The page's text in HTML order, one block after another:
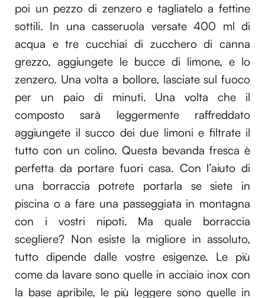
poi un pezzo di zenzero e tagliatelo a fettine
sottili. In una casseruola versate 400 ml di
acqua e tre cucchiai di zucchero di canna
grezzo, aggiungete le bucce di limone, e lo
zenzero. Una volta a bollore, lasciate sul fuoco
per un paio di minuti. Una volta che il
composto sarà leggermente raffreddato
aggiungete il succo dei due limoni e filtrate il
tutto con un colino. Questa bevanda fresca è
perfetta da portare fuori casa. Con l’aiuto di
una borraccia potrete portarla se siete in
piscina o a fare una passeggiata in montagna
con i vostri nipoti. Ma quale borraccia
scegliere? Non esiste la migliore in assoluto,
tutto dipende dalle vostre esigenze. Le più
come da lavare sono quelle in acciaio inox con
la base apribile, le più leggere sono quelle in